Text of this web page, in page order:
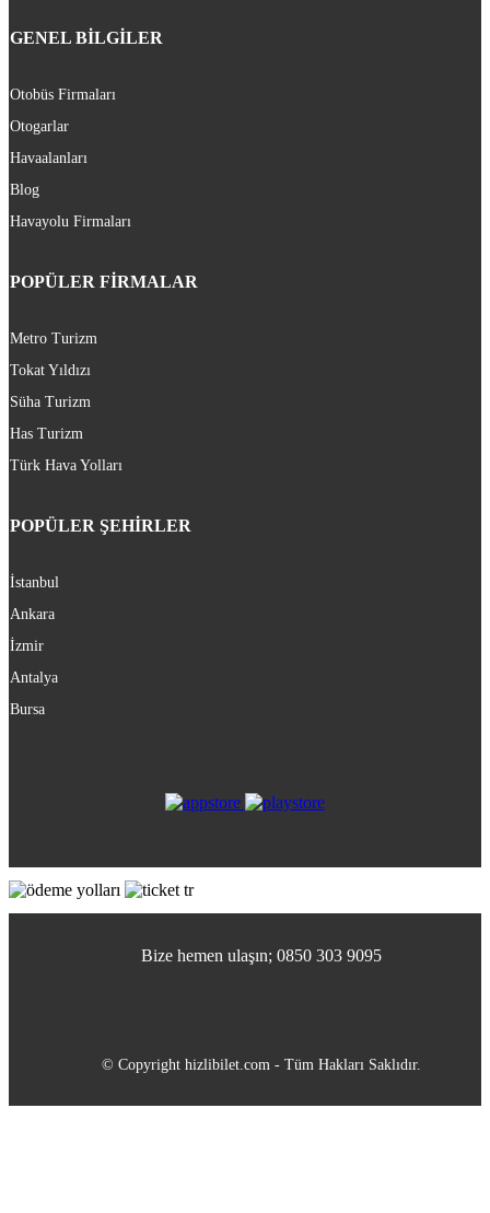
GENEL BİLGİLER
Otobüs Firmaları
Otogarlar
Havaalanları
Blog
Havayolu Firmaları
POPÜLER FİRMALAR
Metro Turizm
Tokat Yıldızı
Süha Turizm
Has Turizm
Türk Hava Yolları
POPÜLER ŞEHİRLER
İstanbul
Ankara
İzmir
Antalya
Bursa
Bize hemen ulaşın; 0850 303 9095
© Copyright hizlibilet.com - Tüm Hakları Saklıdır.